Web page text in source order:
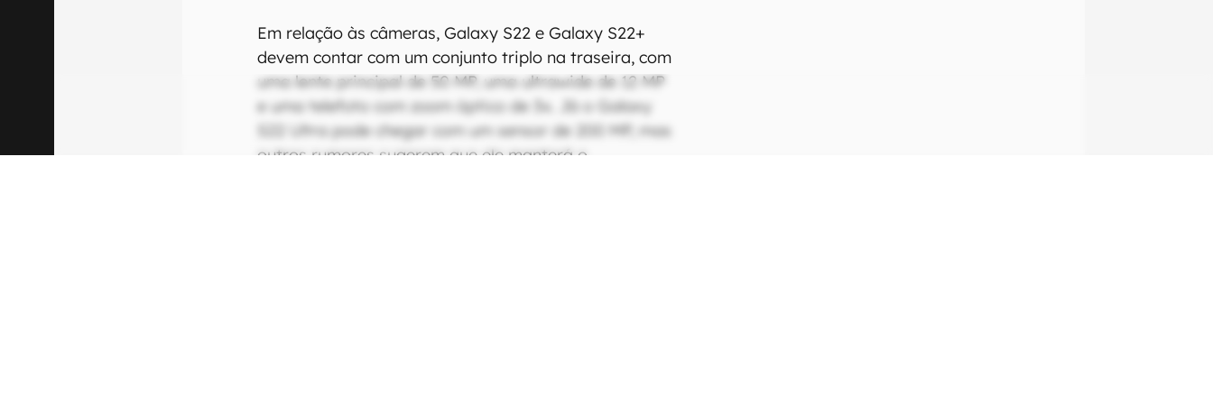
Em relação às câmeras, Galaxy S22 e Galaxy S22+
devem contar com um conjunto triplo na traseira, com
uma lente principal de 50 MP, uma ultrawide de 12 MP
e uma telefoto com zoom óptico de 3x. Já o Galaxy
S22 Ultra pode chegar com um sensor de 200 MP, mas
outros rumores sugerem que ele manterá o